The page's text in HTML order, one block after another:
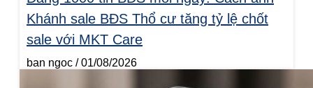
Khánh sale BĐS Thổ cư tăng tỷ lệ chốt
sale với MKT Care
ban ngoc 01/08/2026